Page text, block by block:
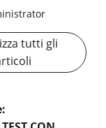
tutti gli